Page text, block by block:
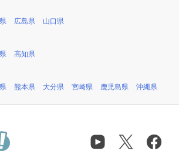
広島県 山口県
高知県
熊本県 大分県 宮崎県 鹿児島県 沖縄県